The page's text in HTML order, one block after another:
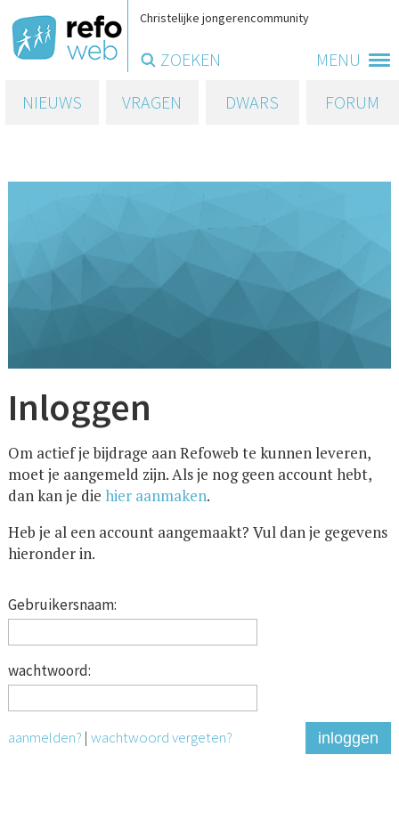
MENU
Christelijke jongerencommunity
ZOEKEN
NIEUWS
VRAGEN DWARS FORUM
Inloggen
Om actief je bijdrage aan Refoweb te kunnen leveren,
moet je aangemeld zijn. Als je nog geen account hebt,
dan kan je die hier aanmaken.
Heb je al een account aangemaakt? Vul dan je gegevens
hieronder in.
Gebruikersnaam:
wachtwoord:
aanmelden? | wachtwoord vergeten? inloggen